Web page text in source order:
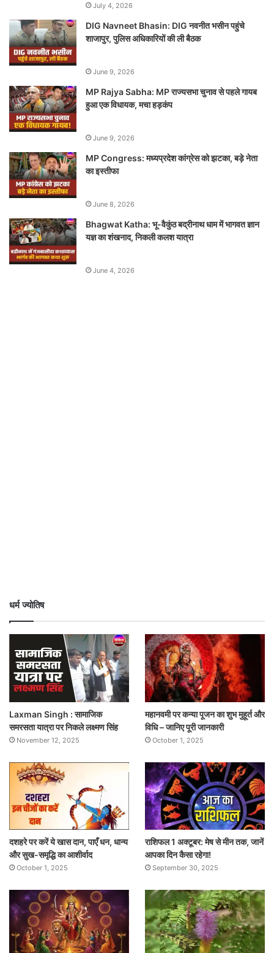
July 4, 2026
DIG Navneet Bhasin: DIG नवनीत भसीन पहुंचे
शाजापुर, पुलिस अधिकारियों की ली बैठक
June 9, 2026
MP Rajya Sabha: MP राज्यसभा चुनाव से पहले गायब
हुआ एक विधायक, मचा हड़कंप
June 9, 2026
MP Congress: मध्यप्रदेश कांग्रेस को झटका, बड़े नेता
का इस्तीफा
June 8, 2026
Bhagwat Katha: भू-वैकुंठ बद्रीनाथ धाम में भागवत ज्ञान
यज्ञ का शंखनाद, निकली कलश यात्रा
June 4, 2026
धर्म ज्योतिष
Laxman Singh : सामाजिक
समरसता यात्रा पर निकले लक्ष्मण सिंह
November 12, 2025
महानवमी पर कन्या पूजन का शुभ मुहूर्त और
विधि – जानिए पूरी जानकारी
October 1, 2025
दशहरे पर करें ये खास दान, पाएँ धन, धान्य
और सुख-समृद्धि का आशीर्वाद
October 1, 2025
राशिफल 1 अक्टूबर: मेष से मीन तक, जानें
आपका दिन कैसा रहेगा!
September 30, 2025